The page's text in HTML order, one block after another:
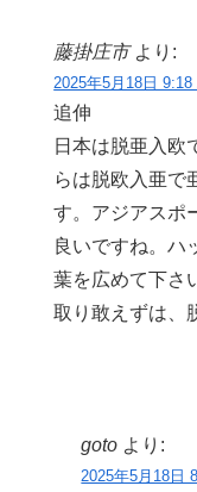
藤掛庄市 より:
2025年5月18日 9:18
追伸
日本は脱亜入欧
らは脱欧入亜で
す。アジアスポ
良いですね。ハ
葉を広めて下さ
取り敢えずは、
goto より:
2025年5月18日